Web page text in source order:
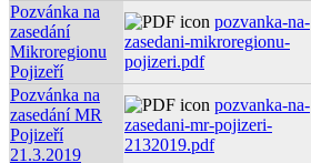
Pozvánka na
zasedání
Mikroregionu
Pojizeří
pozvanka-na-
zasedani-mikroregionu-
pojizeri.pdf
Pozvánka na
zasedání MR
Pojizeří
21.3.2019
pozvanka-na-
zasedani-mr-pojizeri-
2132019.pdf